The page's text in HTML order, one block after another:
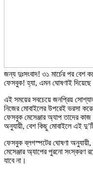
জন্য দুঃসংবাদ! ৩১ মার্চের পর বেশ
ফেসবুক! হ্যা, এমন ঘোষণাই
এই সময়ের সবচেয়ে জনপ্রিয়
নিজের মোবাইলের উপরেই ভরসা
ফেসবুক মেসেঞ্জার অ্যাপ তাদের
অনুযায়ী, বেশ কিছু মোবাইলে এই
ফেসবুক ব্লগস্পটের ঘোষণা
মেসেঞ্জার অ্যাপের পুরনো সংস্করণ
যাবে না।